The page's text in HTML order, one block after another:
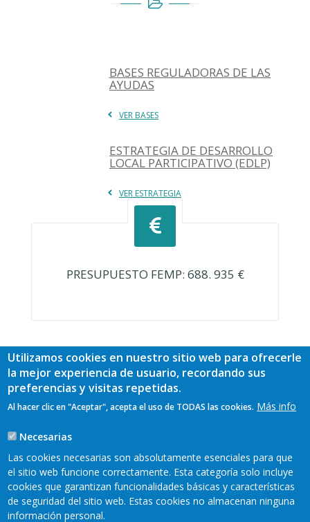
BASES REGULADORAS DE LAS
AYUDAS
VER BASES
ESTRATEGIA DE DESARROLLO
LOCAL PARTICIPATIVO (EDLP)
VER ESTRATEGIA
PRESUPUESTO FEMP: 688. 935 €
Utilizamos cookies en nuestro sitio web para ofrecerle
la mejor experiencia de usuario, recordando sus
preferencias y visitas repetidas.
Al hacer clic en "Aceptar", acepta el uso de TODAS las cookies. Más info
Necesarias
Las cookies necesarias son absolutamente esenciales para que
el sitio web funcione correctamente. Esta categoría solo incluye
cookies que garantizan funcionalidades básicas y características
de seguridad del sitio web. Estas cookies no almacenan ninguna
información personal.